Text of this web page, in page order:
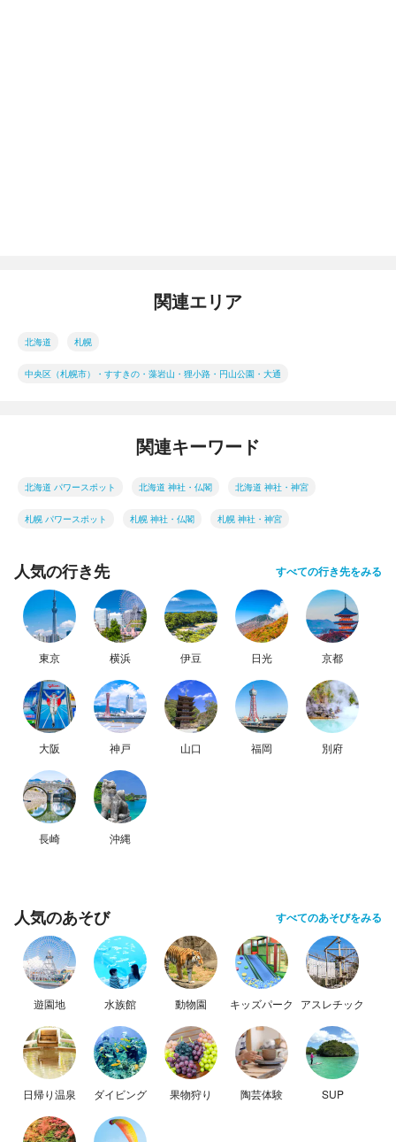
関連エリア
北海道 札幌
中央区（札幌市）・すすきの・藻岩山・狸小路・円山公園・大通
関連キーワード
北海道 パワースポット 北海道 神社・仏閣 北海道 神社・神宮
札幌 パワースポット 札幌 神社・仏閣 札幌 神社・神宮
人気の行き先 すべての行き先をみる
東京 横浜 伊豆 日光 京都
大阪 神戸 山口 福岡 別府
長崎 沖縄
人気のあそび すべてのあそびをみる
遊園地 水族館 動物園 キッズパーク アスレチック
日帰り温泉 ダイビング 果物狩り 陶芸体験 SUP